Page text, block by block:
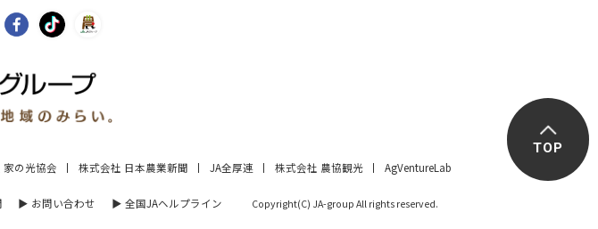
の光協会 株式会社 日本農業新聞 JA全厚連 株式会社 農協観光 AgVentureLab
▶︎ お問い合わせ ▶︎ 全国JAヘルプライン Copyright(C) JA-group All rights reserved.
TOP